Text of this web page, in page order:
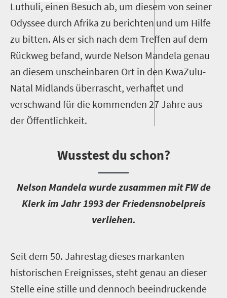
Luthuli, einen Besuch ab, um diesem von seiner
Odyssee durch Afrika zu berichten und um Hilfe
zu bitten. Als er sich nach dem Treffen auf dem
Rückweg befand, wurde Nelson Mandela genau
an diesem unscheinbaren Ort in den KwaZulu-
Natal Midlands überrascht, verhaftet und
verschwand für die kommenden 27 Jahre aus
der Öffentlichkeit.
Wusstest du schon?
Nelson Mandela wurde zusammen mit FW de
Klerk im Jahr 1993 der Friedensnobelpreis
verliehen.
Seit dem 50. Jahrestag dieses markanten
historischen Ereignisses, steht genau an dieser
Stelle eine stille und dennoch beeindruckende